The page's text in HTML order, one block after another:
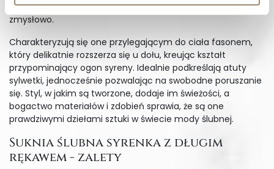
które chcą przyciągnąć spojrzenia i poczuć się niezwykle
zmysłowo.
Charakteryzują się one przylegającym do ciała fasonem,
który delikatnie rozszerza się u dołu, kreując kształt
przypominający ogon syreny. Idealnie podkreślają atuty
sylwetki, jednocześnie pozwalając na swobodne poruszanie
się. Styl, w jakim są tworzone, dodaje im świeżości, a
bogactwo materiałów i zdobień sprawia, że są one
prawdziwymi dziełami sztuki w świecie mody ślubnej.
Suknia ślubna syrenka z długim
rękawem - zalety